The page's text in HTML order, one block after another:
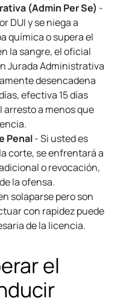
(Admin Per Se) -
DUI y se niega a
química o supera el
la sangre, el oficial
Jurada Administrativa
desencadena
efectiva 15 días
arresto a menos que
Penal- Si usted es
corte, se enfrentará a
o revocación,
la ofensa.
solaparse pero son
con rapidez puede
de la licencia.
el